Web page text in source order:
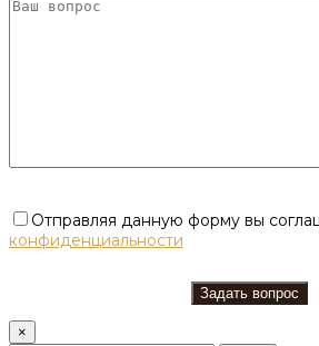
Отправляя данную форму вы
конфиденциальности
×